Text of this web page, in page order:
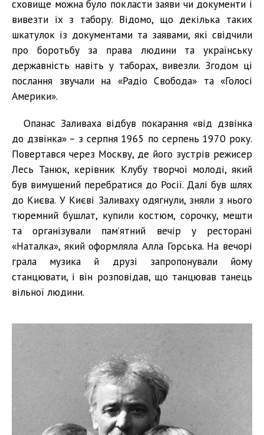
сховище можна було покласти заяви чи документи і
вивезти їх з табору. Відомо, що декілька таких
шкатулок із документами та заявами, які свідчили
про боротьбу за права людини та українську
державність навіть у таборах, вивезли. Згодом ці
послання звучали на «Радіо Свобода» та «Голосі
Америки».
Опанас Заливаха відбув покарання «від дзвінка
до дзвінка» – з серпня 1965 по серпень 1970 року.
Повертався через Москву, де його зустрів режисер
Лесь Танюк, керівник Клубу творчої молоді, який
був вимушений перебратися до Росії. Далі був шлях
до Києва. У Києві Заливаху одягнули, зняли з нього
тюремний бушлат, купили костюм, сорочку, мешти
та організували пам’ятний вечір у ресторані
«Наталка», який оформляла Алла Горська. На вечорі
грала музика й друзі запропонували йому
станцювати, і він розповідав, що танцював танець
вільної людини.